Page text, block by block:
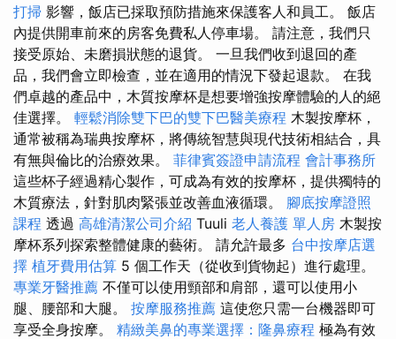
打掃 影響，飯店已採取預防措施來保護客人和員工。 飯店
內提供開車前來的房客免費私人停車場。 請注意，我們只
接受原始、未磨損狀態的退貨。 一旦我們收到退回的產
品，我們會立即檢查，並在適用的情況下發起退款。 在我
們卓越的產品中，木質按摩杯是想要增強按摩體驗的人的絕
佳選擇。 輕鬆消除雙下巴的雙下巴醫美療程 木製按摩杯，
通常被稱為瑞典按摩杯，將傳統智慧與現代技術相結合，具
有無與倫比的治療效果。 菲律賓簽證申請流程 會計事務所
這些杯子經過精心製作，可成為有效的按摩杯，提供獨特的
木質療法，針對肌肉緊張並改善血液循環。 腳底按摩證照
課程 透過 高雄清潔公司介紹 Tuuli 老人養護 單人房 木製按
摩杯系列探索整體健康的藝術。 請允許最多 台中按摩店選
擇 植牙費用估算 5 個工作天（從收到貨物起）進行處理。
專業牙醫推薦 不僅可以使用頸部和肩部，還可以使用小
腿、腰部和大腿。 按摩服務推薦 這使您只需一台機器即可
享受全身按摩。 精緻美鼻的專業選擇：隆鼻療程 極為有效